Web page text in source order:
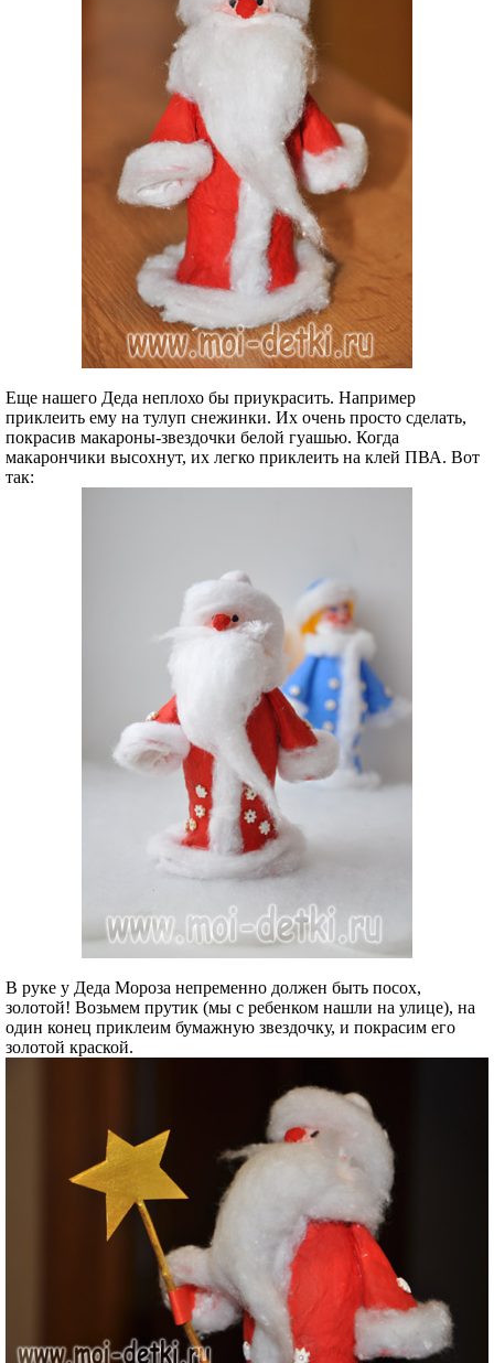
Еще нашего Деда неплохо бы приукрасить. Например
приклеить ему на тулуп снежинки. Их очень просто сделать,
покрасив макароны-звездочки белой гуашью. Когда
макарончики высохнут, их легко приклеить на клей ПВА. Вот
так:
В руке у Деда Мороза непременно должен быть посох,
золотой! Возьмем прутик (мы с ребенком нашли на улице), на
один конец приклеим бумажную звездочку, и покрасим его
золотой краской.